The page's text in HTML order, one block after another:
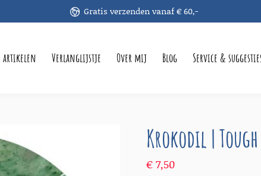
Gratis verzenden vanaf € 60,-
artikelen Verlanglijstje Over mij Blog Service &
Krokodil |
€7,50